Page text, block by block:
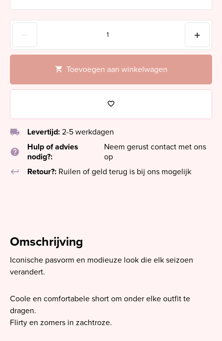
Toevoegen aan winkelwagen
local_shipping Levertijd: 2-5 werkdagen
help
Hulp of advies
nodig?:
Neem gerust contact met ons
op
keyboard_return
Retour?: Ruilen of geld terug is bij ons mogelijk
Omschrijving
Iconische pasvorm en modieuze look die elk seizoen
verandert.
Coole en comfortabele short om onder elke outfit te
dragen.
Flirty en zomers in zachtroze.